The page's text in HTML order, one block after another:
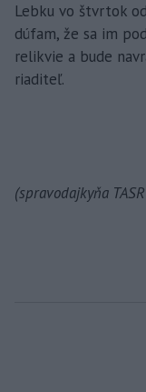
Lebku vo štvrtok
dúfam, že sa im
relikvie a bude
riaditeľ.
(spravodajkyňa